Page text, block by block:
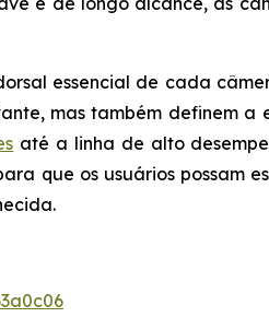
essencial de cada
mas também definem a
até a linha de alto
que os usuários possam